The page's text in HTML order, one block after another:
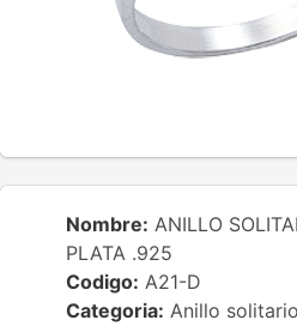
Nombre: ANILLO
PLATA .925
Codigo: A21-D
Categoria: Anillo solitario